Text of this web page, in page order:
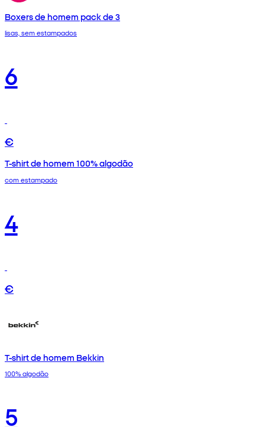
Boxers de homem pack de 3
lisas, sem estampados
6
€
T-shirt de homem 100% algodão
com estampado
4
€
T-shirt de homem Bekkin
100% algodão
5